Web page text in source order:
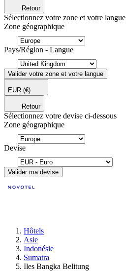
Retour
Sélectionnez votre zone et votre
Zone géographique
Pays/Région - Langue
Valider votre zone et votre langue
EUR (€)
Retour
Sélectionnez votre devise ci-dessous
Zone géographique
Devise
Valider ma devise
Hôtels
Asie
Indonésie
Sumatra
Iles Bangka Belitung